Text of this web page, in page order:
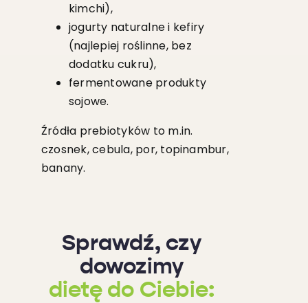
kimchi),
jogurty naturalne i kefiry
(najlepiej roślinne, bez
dodatku cukru),
fermentowane produkty
sojowe.
Źródła prebiotyków to m.in.
czosnek, cebula, por, topinambur,
banany.
Sprawdź, czy
dowozimy
dietę do Ciebie: